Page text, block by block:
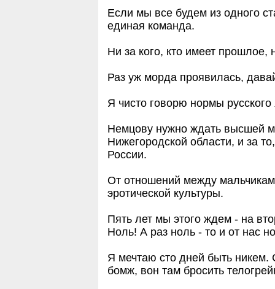
Если мы все будем из одного
единая команда.
Ни за кого, кто имеет прошлое,
Раз уж морда проявилась,
Я чисто говорю нормы русского
Немцову нужно ждать высшей
Нижегородской области, и за
России.
От отношений между
эротической культуры.
Пять лет мы этого ждем - на
Ноль! А раз ноль - то и от нас
Я мечтаю сто дней быть никем.
бомж, вон там бросить